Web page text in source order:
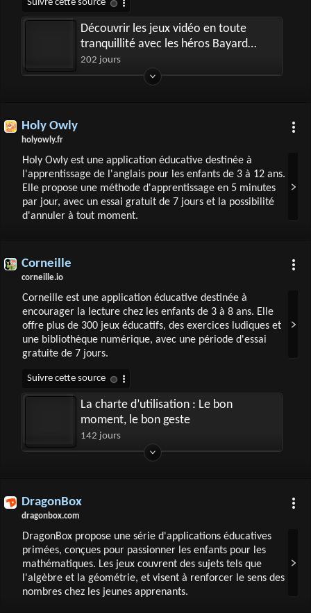
Découvrir les jeux vidéo en toute
tranquillité avec les héros Bayard
Jeunesse
202 jours
Holy Owly
holyowly.fr
Holy Owly est une application éducative destinée à
l'apprentissage de l'anglais pour les enfants de 3 à 12 ans.
Elle propose une méthode d'apprentissage en 5 minutes
par jour, avec un essai gratuit de 7 jours et la possibilité
d'annuler à tout moment.
Corneille
corneille.io
Corneille est une application éducative destinée à
encourager la lecture chez les enfants de 3 à 8 ans. Elle
offre plus de 300 jeux éducatifs, des exercices ludiques et
une bibliothèque numérique, avec une période d'essai
gratuite de 7 jours.
La charte d’utilisation : Le bon
moment, le bon geste
142 jours
DragonBox
dragonbox.com
DragonBox propose une série d'applications éducatives
primées, conçues pour passionner les enfants pour les
mathématiques. Les jeux couvrent des sujets tels que
l'algèbre et la géométrie, et visent à renforcer le sens des
nombres chez les jeunes apprenants.